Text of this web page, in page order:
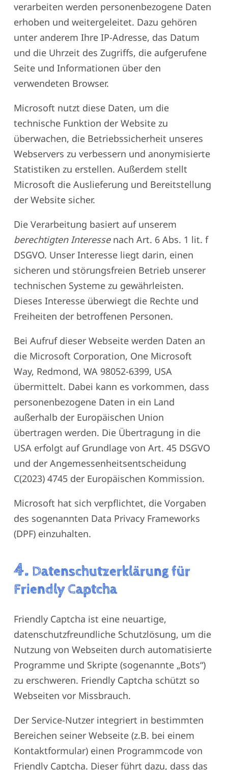
verarbeiten werden personenbezogene Daten
erhoben und weitergeleitet. Dazu gehören
unter anderem Ihre IP-Adresse, das Datum
und die Uhrzeit des Zugriffs, die aufgerufene
Seite und Informationen über den
verwendeten Browser.
Microsoft nutzt diese Daten, um die
technische Funktion der Website zu
überwachen, die Betriebssicherheit unseres
Webservers zu verbessern und anonymisierte
Statistiken zu erstellen. Außerdem stellt
Microsoft die Auslieferung und Bereitstellung
der Website sicher.
Die Verarbeitung basiert auf unserem
berechtigten Interessenach Art. 6 Abs. 1 lit. f
DSGVO. Unser Interesse liegt darin, einen
sicheren und störungsfreien Betrieb unserer
technischen Systeme zu gewährleisten.
Dieses Interesse überwiegt die Rechte und
Freiheiten der betroffenen Personen.
Bei Aufruf dieser Webseite werden Daten an
die Microsoft Corporation, One Microsoft
Way, Redmond, WA 98052-6399, USA
übermittelt. Dabei kann es vorkommen, dass
personenbezogene Daten in ein Land
außerhalb der Europäischen Union
übertragen werden. Die Übertragung in die
USA erfolgt auf Grundlage von Art. 45 DSGVO
und der Angemessenheitsentscheidung
C(2023) 4745 der Europäischen Kommission.
Microsoft hat sich verpflichtet, die Vorgaben
des sogenannten Data Privacy Frameworks
(DPF) einzuhalten.
4. Datenschutzerklärung für
Friendly Captcha
Friendly Captcha ist eine neuartige,
datenschutzfreundliche Schutzlösung, um die
Nutzung von Webseiten durch automatisierte
Programme und Skripte (sogenannte „Bots“)
zu erschweren. Friendly Captcha schützt so
Webseiten vor Missbrauch.
Der Service-Nutzer integriert in bestimmten
Bereichen seiner Webseite (z.B. bei einem
Kontaktformular) einen Programmcode von
Friendly Captcha. Dieser führt dazu, dass das